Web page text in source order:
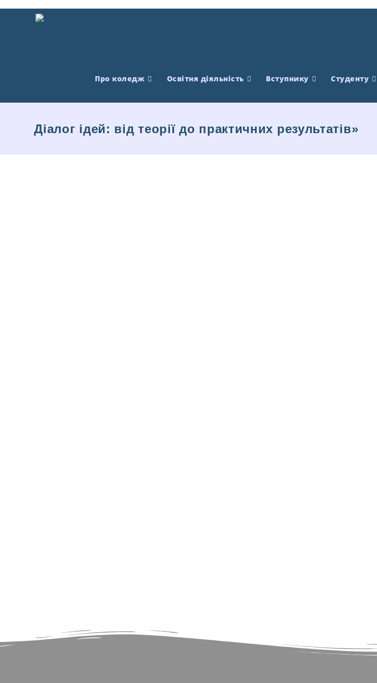
Про коледж Освітня діяльність Вступнику Студенту
Діалог ідей: від теорії до практичних результатів»